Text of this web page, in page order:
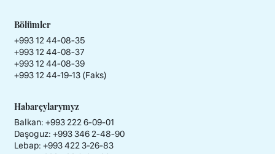
Bölümler
+993 12 44-08-35
+993 12 44-08-37
+993 12 44-08-39
+993 12 44-19-13 (Faks)
Habarçylarymyz
Balkan: +993 222 6-09-01
Daşoguz: +993 346 2-48-90
Lebap: +993 422 3-26-83